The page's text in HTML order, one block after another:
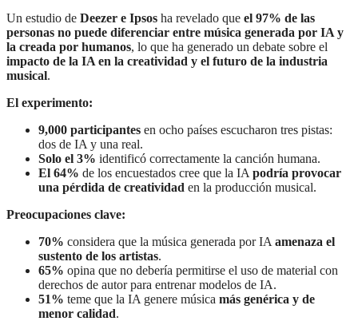
Un estudio de Deezer e Ipsos ha revelado que el 97% de las
personas no puede diferenciar entre música generada por IA y
la creada por humanos, lo que ha generado un debate sobre el
impacto de la IA en la creatividad y el futuro de la industria
musical.
El experimento:
9,000 participantes en ocho países escucharon tres pistas:
dos de IA y una real.
Solo el 3% identificó correctamente la canción humana.
El 64% de los encuestados cree que la IA podría provocar
una pérdida de creatividad en la producción musical.
Preocupaciones clave:
70% considera que la música generada por IA amenaza el
sustento de los artistas.
65% opina que no debería permitirse el uso de material con
derechos de autor para entrenar modelos de IA.
51% teme que la IA genere música más genérica y de
menor calidad.